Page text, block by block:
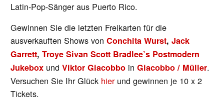
Latin-Pop-Sänger aus Puerto Rico.
Gewinnen Sie die letzten Freikarten für die
ausverkauften Shows vonConchita Wurst,Jack
Garrett,Troye Sivan Scott Bradlee’s Postmodern
Jukebox undViktor Giacobbo inGiacobbo / Müller.
Versuchen Sie Ihr Glück hierund gewinnen je 10 x 2
Tickets.